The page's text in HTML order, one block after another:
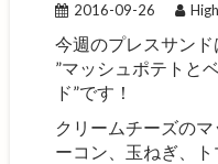
2016-09-26
今週のプレスサンド
”マッシュポテトと
ド”です！
クリームチーズの
ーコン、玉ねぎ、ト